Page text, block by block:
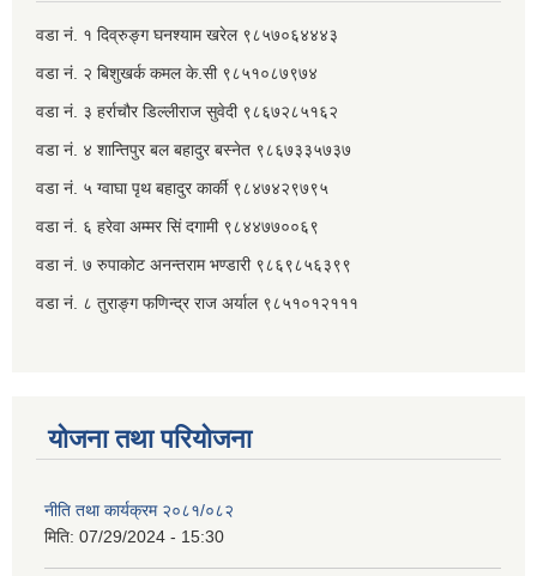
वडा नं. १ दिव्रुङ्ग घनश्याम खरेल ९८५७०६४४४३
वडा नं. २ ‌‍बिशुखर्क कमल के.सी ९८५१०८७९७४
वडा नं. ३ हर्राचौर डिल्लीराज सुवेदी ९८६७२८५१६२
वडा नं. ४ शान्तिपुर बल बहादुर बस्नेत​ ९८६७३३५७३७
वडा नं. ५ ग्वाघा पृथ बहादुर कार्की ९८४७४२९७९५
वडा नं. ६ हरेवा अम्मर सिं दगामी​ ९८४४७७००६९
वडा नं. ७ ‌‍रुपाकोट अनन्तराम भण्डारी ९८६९८५६३९९
वडा नं. ८ तुराङ्ग फणिन्द्र राज अर्याल ९८५१०१२१११
योजना तथा परियोजना
नीति तथा कार्यक्रम २०८१/०८२
मिति: 07/29/2024 - 15:30